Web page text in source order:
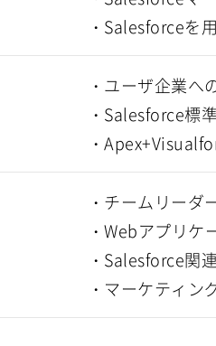
・Salesforceを
・ユーザ企業へ
・Salesforce標
・チームリーダ
・Webアプリケ
・Salesforce関
・マーケティ